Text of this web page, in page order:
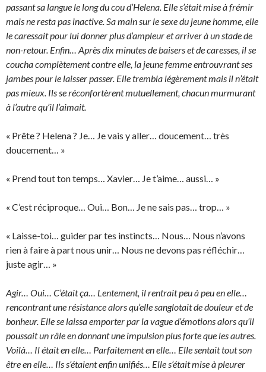
passant sa langue le long du cou d’Helena. Elle s’était mise à frémir
mais ne resta pas inactive. Sa main sur le sexe du jeune homme, elle
le caressait pour lui donner plus d’ampleur et arriver à un stade de
non-retour. Enfin… Après dix minutes de baisers et de caresses, il se
coucha complètement contre elle, la jeune femme entrouvrant ses
jambes pour le laisser passer. Elle trembla légèrement mais il n’était
pas mieux. Ils se réconfortèrent mutuellement, chacun murmurant
à l’autre qu’il l’aimait.
« Prête ? Helena ? Je… Je vais y aller… doucement… très
doucement… »
« Prend tout ton temps… Xavier… Je t’aime… aussi… »
« C’est réciproque… Oui… Bon… Je ne sais pas… trop… »
« Laisse-toi… guider par tes instincts… Nous… Nous n’avons
rien à faire à part nous unir… Nous ne devons pas réfléchir…
juste agir… »
Agir… Oui… C’était ça… Lentement, il rentrait peu à peu en elle…
rencontrant une résistance alors qu’elle sanglotait de douleur et de
bonheur. Elle se laissa emporter par la vague d’émotions alors qu’il
poussait un râle en donnant une impulsion plus forte que les autres.
Voilà… Il était en elle… Parfaitement en elle… Elle sentait tout son
être en elle… Ils s’étaient enfin unifiés… Elle s’était mise à pleurer